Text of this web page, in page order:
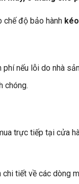
chế độ bảo hành
nếu lỗi do nhà
chóng.
trực tiếp tại cửa
tiết về các dòng